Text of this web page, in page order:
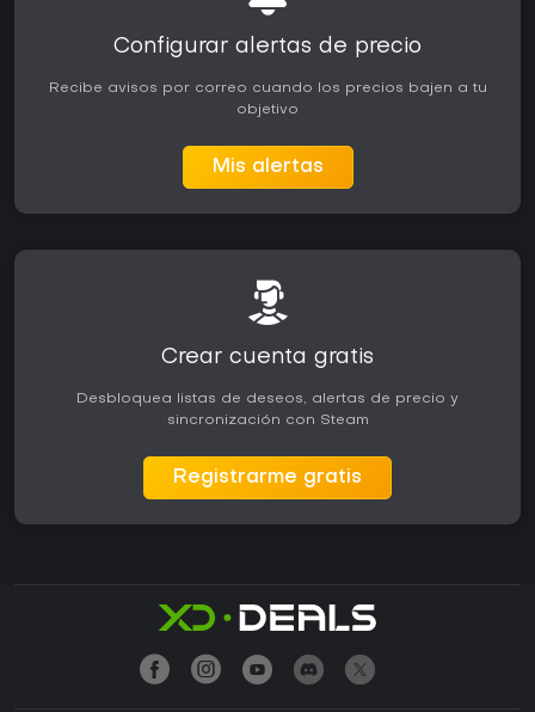
Configurar alertas de precio
Recibe avisos por correo cuando los precios bajen a tu
objetivo
Mis alertas
Crear cuenta gratis
Desbloquea listas de deseos, alertas de precio y
sincronización con Steam
Registrarme gratis